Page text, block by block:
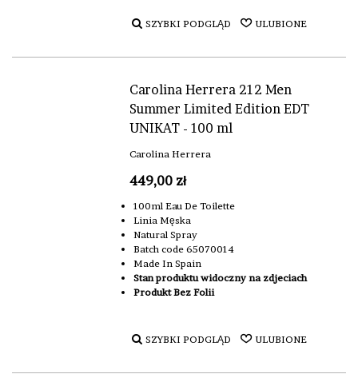
SZYBKI PODGLĄD ULUBIONE
Carolina Herrera 212 Men
Summer Limited Edition EDT
UNIKAT - 100 ml
Carolina Herrera
449,00 zł
100ml Eau De Toilette
Linia Męska
Natural Spray
Batch code 65070014
Made In Spain
Stan produktu widoczny na zdjeciach
Produkt Bez Folii
SZYBKI PODGLĄD ULUBIONE